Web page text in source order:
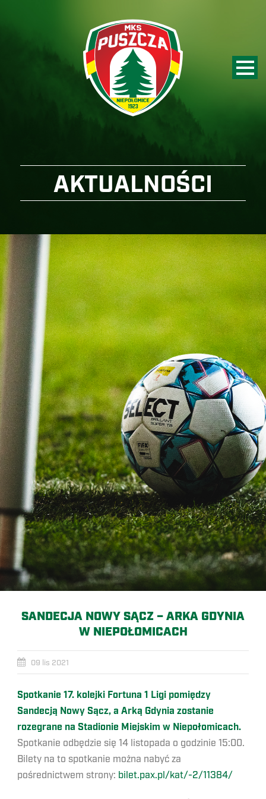
AKTUALNOŚCI
SANDECJA NOWY SĄCZ – ARKA GDYNIA
W NIEPOŁOMICACH
09 lis 2021
Spotkanie 17. kolejki Fortuna 1 Ligi pomiędzy
Sandecją Nowy Sącz, a Arką Gdynia zostanie
rozegrane na Stadionie Miejskim w Niepołomicach.
Spotkanie odbędzie się 14 listopada o godzinie 15:00.
Bilety na to spotkanie można nabyć za
pośrednictwem strony: bilet.pax.pl/kat/-2/11384/